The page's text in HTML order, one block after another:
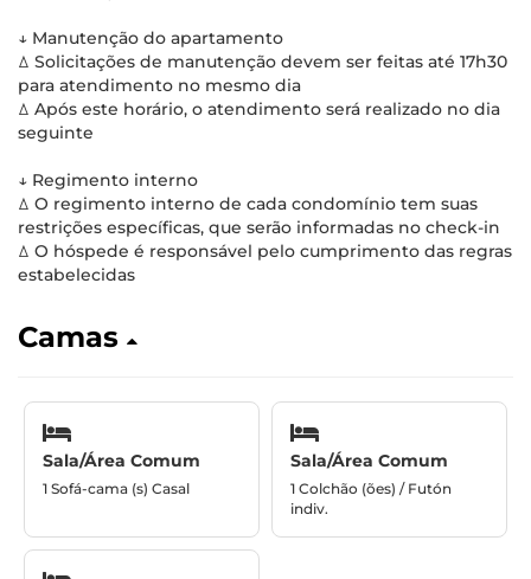
↓ Manutenção do apartamento
ꕔ Solicitações de manutenção devem ser feitas até 17h30
para atendimento no mesmo dia
ꕔ Após este horário, o atendimento será realizado no dia
seguinte
↓ Regimento interno
ꕔ O regimento interno de cada condomínio tem suas
restrições específicas, que serão informadas no check-in
ꕔ O hóspede é responsável pelo cumprimento das regras
estabelecidas
Camas
Sala/Área Comum
1 Sofá-cama (s) Casal
Sala/Área Comum
1 Colchão (ões) / Futón
indiv.